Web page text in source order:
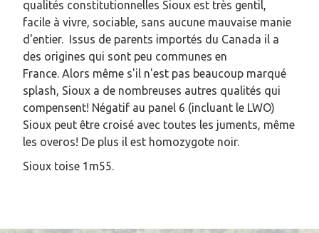
qualités constitutionnelles Sioux est très gentil,
facile à vivre, sociable, sans aucune mauvaise manie
d'entier. Issus de parents importés du Canada il a
des origines qui sont peu communes en
France. Alors même s'il n'est pas beaucoup marqué
splash, Sioux a de nombreuses autres qualités qui
compensent! Négatif au panel 6 (incluant le LWO)
Sioux peut être croisé avec toutes les juments, même
les overos! De plus il est homozygote noir.
Sioux toise 1m55.